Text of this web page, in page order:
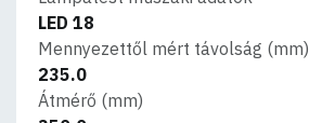
LED 18
Mennyezettől mért távolság (mm)
235.0
Átmérő (mm)